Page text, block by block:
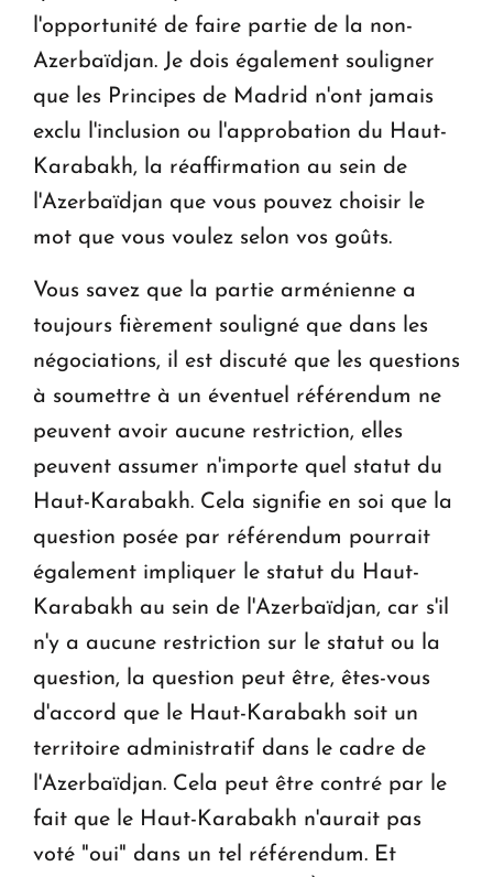
l'opportunité de faire partie de la non-
Azerbaïdjan. Je dois également souligner
que les Principes de Madrid n'ont jamais
exclu l'inclusion ou l'approbation du Haut-
Karabakh, la réaffirmation au sein de
l'Azerbaïdjan que vous pouvez choisir le
mot que vous voulez selon vos goûts.
Vous savez que la partie arménienne a
toujours fièrement souligné que dans les
négociations, il est discuté que les questions
à soumettre à un éventuel référendum ne
peuvent avoir aucune restriction, elles
peuvent assumer n'importe quel statut du
Haut-Karabakh. Cela signifie en soi que la
question posée par référendum pourrait
également impliquer le statut du Haut-
Karabakh au sein de l'Azerbaïdjan, car s'il
n'y a aucune restriction sur le statut ou la
question, la question peut être, êtes-vous
d'accord que le Haut-Karabakh soit un
territoire administratif dans le cadre de
l'Azerbaïdjan. Cela peut être contré par le
fait que le Haut-Karabakh n'aurait pas
voté "oui" dans un tel référendum. Et